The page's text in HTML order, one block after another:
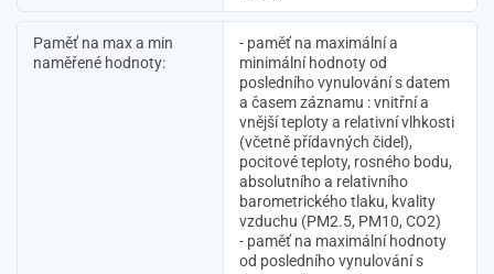
Paměť na max a min
naměřené hodnoty:
- paměť na maximální a
minimální hodnoty od
posledního vynulování s datem
a časem záznamu : vnitřní a
vnější teploty a relativní vlhkosti
(včetně přídavných čidel),
pocitové teploty, rosného bodu,
absolutního a relativního
barometrického tlaku, kvality
vzduchu (PM2.5, PM10, CO2)
- paměť na maximální hodnoty
od posledního vynulování s